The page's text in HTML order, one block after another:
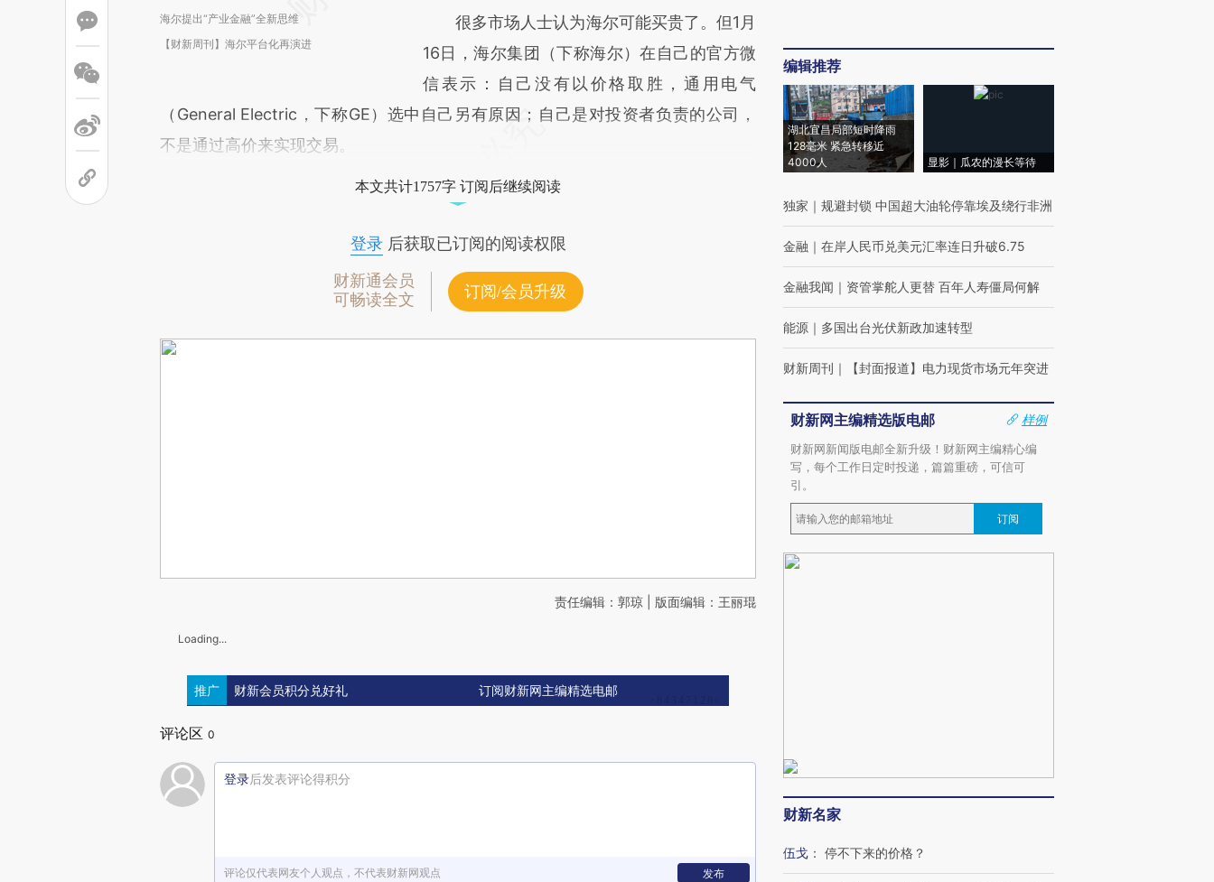
海尔提出“产业金融”全新思维
【财新周刊】海尔平台化再演进
很多市场人士认为海尔可能买贵了。但1月
16日，海尔集团（下称海尔）在自己的官方微
信表示：自己没有以价格取胜，通用电气
（General Electric，下称GE）选中自己另有原因；自己是对投资者负责的公司，
不是通过高价来实现交易。
本文共计1757字 订阅后继续阅读
登录后获取已订阅的阅读权限
财新通会员
可畅读全文
订阅/会员升级
责任编辑：郭琼 | 版面编辑：王丽琨
Loading...
推广 财新会员积分兑好礼 订阅财新网主编精选电邮
评论区 0
登录后发表评论得积分
评论仅代表网友个人观点，不代表财新网观点 发布
编辑推荐
湖北宜昌局部短时降雨
128毫米 紧急转移近
4000人
显影｜瓜农的漫长等待
独家 ｜ 规避封锁 中国超大油轮停靠埃及绕行非洲
金融 ｜ 在岸人民币兑美元汇率连日升破6.75
金融我闻 ｜ 资管掌舵人更替 百年人寿僵局何解
能源 ｜ 多国出台光伏新政加速转型
财新周刊 ｜ 【封面报道】电力现货市场元年突进
财新网主编精选版电邮
样例
财新网新闻版电邮全新升级！财新网主编精心编
写，每个工作日定时投递，篇篇重磅，可信可
引。
订阅
财新名家
伍戈 ： 停不下来的价格？